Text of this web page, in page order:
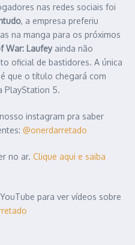
nas redes sociais foi
, a empresa preferiu
na manga para os próximos
War: Laufeyainda não
oficial de bastidores. A única
que o título chegará com
PlayStation 5.
instagram pra saber
@onerdarretado
no ar. Clique aqui e saiba
para ver vídeos sobre